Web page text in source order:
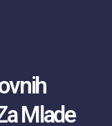
Mlade